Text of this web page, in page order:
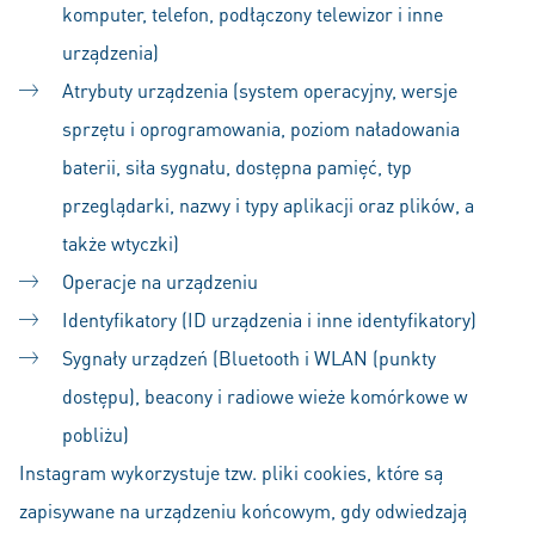
komputer, telefon, podłączony telewizor i inne
urządzenia)
Atrybuty urządzenia (system operacyjny, wersje
sprzętu i oprogramowania, poziom naładowania
baterii, siła sygnału, dostępna pamięć, typ
przeglądarki, nazwy i typy aplikacji oraz plików, a
także wtyczki)
Operacje na urządzeniu
Identyfikatory (ID urządzenia i inne identyfikatory)
Sygnały urządzeń (Bluetooth i WLAN (punkty
dostępu), beacony i radiowe wieże komórkowe w
pobliżu)
Instagram wykorzystuje tzw. pliki cookies, które są
zapisywane na urządzeniu końcowym, gdy odwiedzają